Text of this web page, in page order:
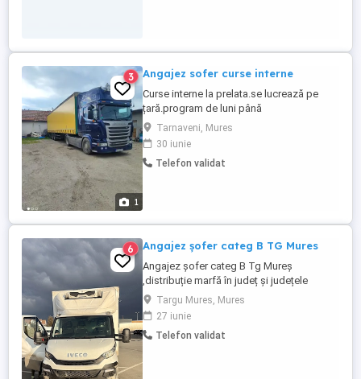
1
3 Angajez sofer curse interne
Curse interne la prelata.se lucrează pe
țară.program de luni până
vineri.weekendul liber.salar de la 6500ron
Tarnaveni, Mures
30 iunie
Telefon validat
6 Angajez șofer categ B TG Mures
Angajez șofer categ B Tg Mureș
,distribuție marfă în județ și județele
limitrofe , marfă este pe cărucioare sau
paleți .Masina dotată cu lift și Liza .Se
acorda bonusuri .
Targu Mures, Mures
27 iunie
Telefon validat